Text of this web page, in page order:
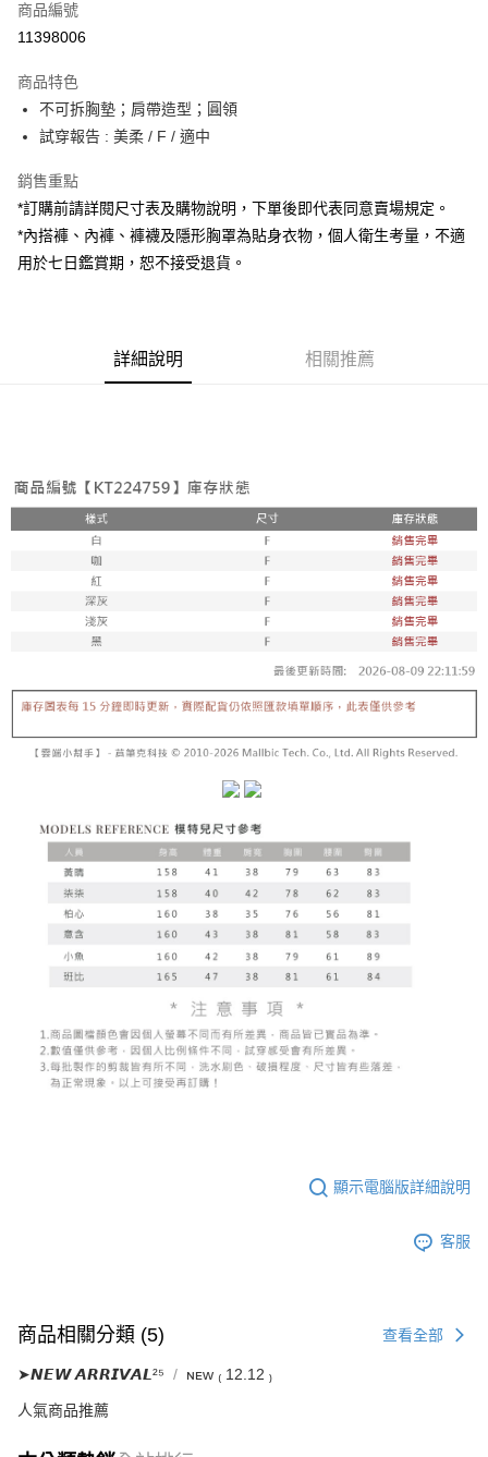
超商取貨付款
Apple Pay
街口支付
Google Pay
大哥付你分期
相關說明
醒簡訊。
2.透過簡訊連結打開帳單後，可選擇「超商條碼／台灣大直營門市／銀行轉
帳／街口支付／iPASS MONEY」等通路繳費。
【注意事項】
1.本服務係由「台灣大哥大股份有限公司」（以下簡稱本公司）所提供，讓
用戶於交易時，得透過本服務購買商品或服務，並由商店將買賣／分期付款
買賣價金債權讓與本公司後，依約使用本公司帳單繳交帳款。
2.基於同意付款使用「大哥付你分期」之契約關係目的，商店將以您的個人
資料（包含姓名、電話或地址）提供予台灣大哥大進項蒐集、處理及利用，
由本公司與您本人進行分期帳單所需資料之確認、核對及更正。
3.完整用戶服務條款，請詳閱以下連結：https://oppay.tw/userRule
AFTEE先享後付是「在收到商品之後才付款」的支付方式。 讓您購物簡單
【「AFTEE先享後付」結帳流程】
結帳頁面，進行簡訊認證並確認金額後，即可完成結帳。
２．訂單成立數日內，您將收到繳費通知簡訊。
３．收到繳費通知簡訊後14天內，點擊此簡訊中的連結，可透過四大超商／
ATM／網路銀行／等多元方式進行付款，方視為交易完成。
※ 請注意：結帳手續完成當下不需立刻繳費，但若您需要取消訂單，請聯絡
購買商品的店家。未經商家同意取消之訂單仍視為有效，需透過AFTEE先享
後付繳納相關費用。
是否繳費成功／繳費後需取消欲退款等相關疑問，請聯繫「AFTEE先享後付
客戶支援中心」https://netprotections.freshdesk.com/support/home
【注意事項】
１．透過由恩沛科技股份有限公司提供之「AFTEE先享後付」服務完成之交
https://aftee.tw/terms/#terms3
３．未成年的使用者請事先徵得法定代理人或監護人之同意方可使用
「AFTEE先享後付」，若未經同意申辦者引起之損失，本公司不負相關責
４．使用「AFTEE先享後付」時，將依據個別帳號之用戶狀況，依本公司即
時審查核予不同之上限額度；若仍有額度不足之情形，本公司將視審查結果
請求用戶進行身份認證。
５．嚴禁一人註冊多個帳號或使用他人資訊註冊。若發現惡意使用之情形，
每筆NT$60，滿NT$1,800(含以上)免運費
付款後全家取貨
每筆NT$60，滿NT$1,600(含以上)免運費
已關閉，請勿下單
每筆NT$10,000
每筆NT$10,000
每筆NT$60，滿NT$1,800(含以上)免運費
每筆NT$60，滿NT$1,600(含以上)免運費
每筆NT$100，滿NT$2,500(含以上)免運費
國家/地區配送
商品編號
11398006
商品特色
不可拆胸墊；肩帶造型；圓領
試穿報告 : 美柔 / F / 適中
銷售重點
*訂購前請詳閱尺寸表及購物說明，下單後即代表同意賣場規定。
*內搭褲、內褲、褲襪及隱形胸罩為貼身衣物，個人衛生考量，不適
用於七日鑑賞期，恕不接受退貨。
詳細說明 相關推薦
顯示電腦版詳細說明
客服
商品相關分類 (5) 查看全部
➤𝙉𝙀𝙒 𝘼𝙍𝙍𝙄𝙑𝘼𝙇²⁵ ɴᴇᴡ ₍ 12.12 ₎
人氣商品推薦